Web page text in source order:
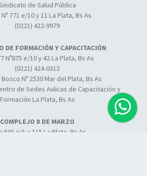
de Salud Pública
Nº 771 e/10 y 11 La Plata, Bs As
(0221) 422-9979
DE FORMACIÓN Y CAPACITACIÓN
Nº875 e/10 y 42 La Plata, Bs As
(0221) 424-0313
Nº 2530 Mar del Plata, Bs As
de Sedes Aulicas de Capacitación y
Formación La Plata, Bs As
COMPLEJO 8 DE MARZO
635 e/1 y 115 La Plata, Bs As